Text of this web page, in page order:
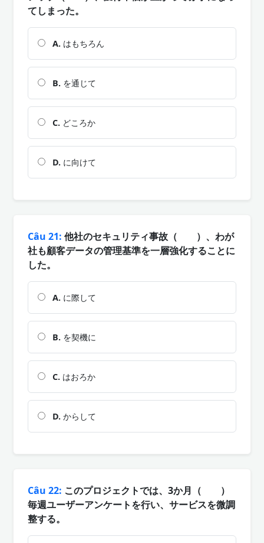
てしまった。
A. はもちろん
B. を通じて
C. どころか
D. に向けて
Câu 21: 他社のセキュリティ事故（ ）、わが
社も顧客データの管理基準を一層強化することに
した。
A. に際して
B. を契機に
C. はおろか
D. からして
Câu 22: このプロジェクトでは、3か月（ ）
毎週ユーザーアンケートを行い、サービスを微調
整する。